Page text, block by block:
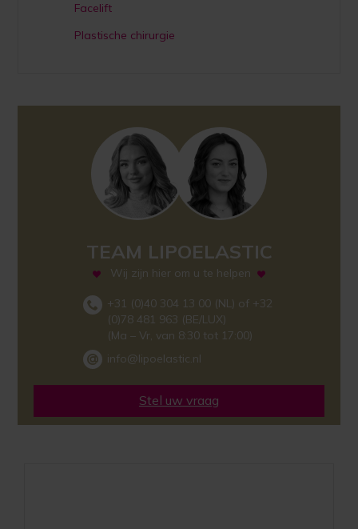
Facelift
Plastische chirurgie
TEAM LIPOELASTIC
Wij zijn hier om u te helpen
+31 (0)40 304 13 00 (NL) of +32
(0)78 481 963 (BE/LUX)
(Ma – Vr, van 8:30 tot 17:00)
info@lipoelastic.nl
Stel uw vraag